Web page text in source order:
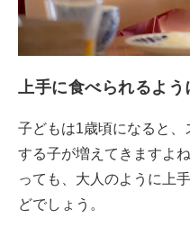
上手に食べられるよ
子どもは1歳頃になると
する子が増えてきますよ
っても、大人のように上
どでしょう。